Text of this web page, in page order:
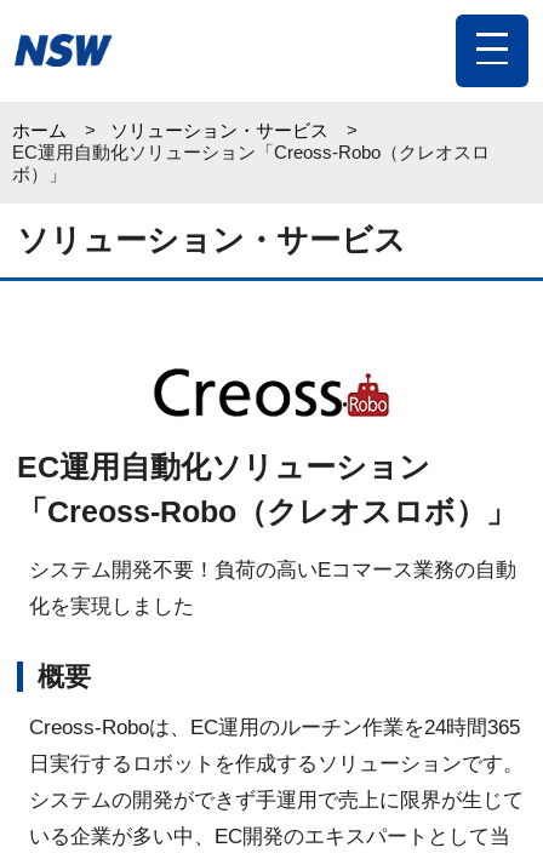
toggle
ホーム
ソリューション・サービス
EC運用自動化ソリューション「Creoss-Robo（クレオスロ
ボ）」
ソリューション・サービス
EC運用自動化ソリューション
「Creoss-Robo（クレオスロボ）」
システム開発不要！負荷の高いEコマース業務の自動
化を実現しました
概要
Creoss-Roboは、EC運用のルーチン作業を24時間365
日実行するロボットを作成するソリューションです。
システムの開発ができず手運用で売上に限界が生じて
いる企業が多い中、EC開発のエキスパートとして当